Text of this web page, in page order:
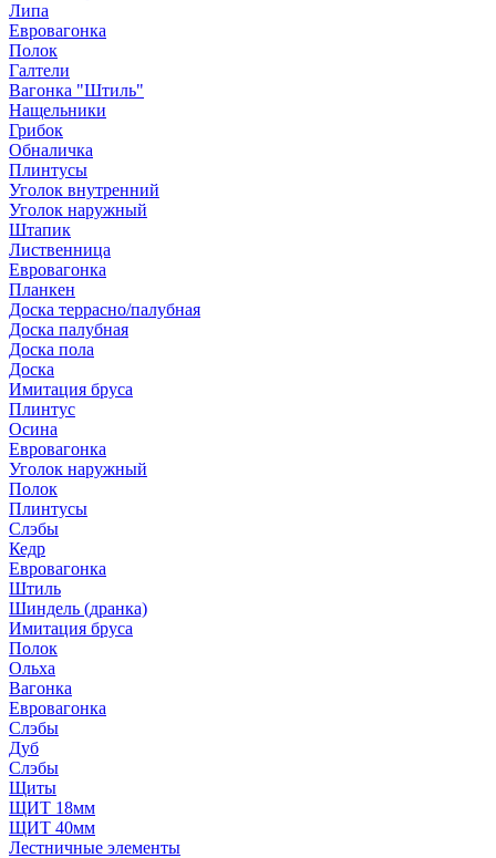
Липа
Евровагонка
Полок
Галтели
Вагонка "Штиль"
Нащельники
Грибок
Обналичка
Плинтусы
Уголок внутренний
Уголок наружный
Штапик
Лиственница
Евровагонка
Планкен
Доска террасно/палубная
Доска палубная
Доска пола
Доска
Имитация бруса
Плинтус
Осина
Евровагонка
Уголок наружный
Полок
Плинтусы
Слэбы
Кедр
Евровагонка
Штиль
Шиндель (дранка)
Имитация бруса
Полок
Ольха
Вагонка
Евровагонка
Слэбы
Дуб
Слэбы
Щиты
ЩИТ 18мм
ЩИТ 40мм
Лестничные элементы